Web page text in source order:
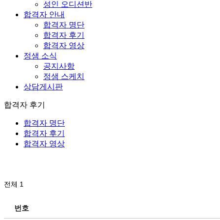
성인 오디션반
합격자 안내
합격자 명단
합격자 후기
합격자 영상
정샘 소식
공지사항
정샘 스케치
상담게시판
합격자 후기
합격자 명단
합격자 후기
합격자 영상
전체 1
번호